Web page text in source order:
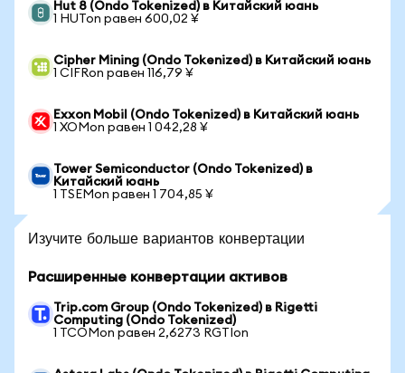
Hut 8 (Ondo Tokenized) в Китайский юань
1 HUTon равен 600,02 ¥
Cipher Mining (Ondo Tokenized) в Китайский юань
1 CIFRon равен 116,79 ¥
Exxon Mobil (Ondo Tokenized) в Китайский юань
1 XOMon равен 1 042,28 ¥
Tower Semiconductor (Ondo Tokenized) в
Китайский юань
1 TSEMon равен 1 704,85 ¥
Изучите больше вариантов конвертации
Расширенные конвертации активов
Trip.com Group (Ondo Tokenized) в Rigetti
Computing (Ondo Tokenized)
1 TCOMon равен 2,6273 RGTIon